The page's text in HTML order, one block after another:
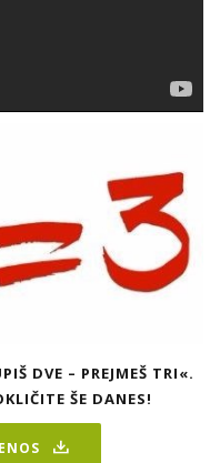
DVE – PREJMEŠ TRI«.
ŠE DANES!